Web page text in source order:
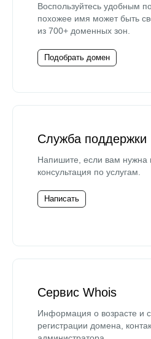
Воспользуйтесь удобным
похожее имя может быть
из 700+ доменных зон.
Подобрать домен
Служба поддержки
Напишите, если вам
консультация по услугам.
Написать
Сервис Whois
Информация о возрасте и
регистрации домена,